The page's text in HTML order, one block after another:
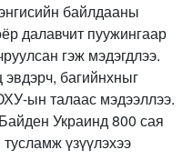
байлдааны
далавчит пуужингаар
гэж мэдэгдлээ.
багийнхныг
ын талаас мэдээллээ.
Украинд 800 сая
үзүүлэхээ